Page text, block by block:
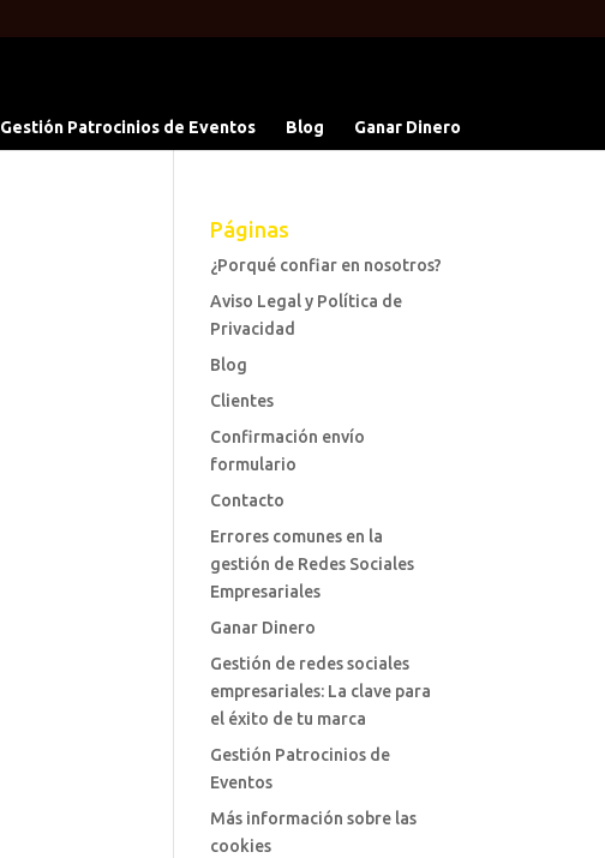
Gestión Patrocinios de Eventos Blog Ganar Dinero
Páginas
¿Porqué confiar en nosotros?
Aviso Legal y Política de
Privacidad
Blog
Clientes
Confirmación envío
formulario
Contacto
Errores comunes en la
gestión de Redes Sociales
Empresariales
Ganar Dinero
Gestión de redes sociales
empresariales: La clave para
el éxito de tu marca
Gestión Patrocinios de
Eventos
Más información sobre las
cookies